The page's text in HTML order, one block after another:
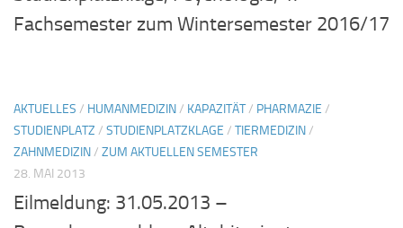
Fachsemester zum Wintersemester 2016/17
AKTUELLES / HUMANMEDIZIN/ KAPAZITÄT/ PHARMAZIE /
STUDIENPLATZ / STUDIENPLATZKLAGE / TIERMEDIZIN/
ZAHNMEDIZIN/ ZUM AKTUELLEN SEMESTER
28. MAI 2013
Eilmeldung: 31.05.2013 –